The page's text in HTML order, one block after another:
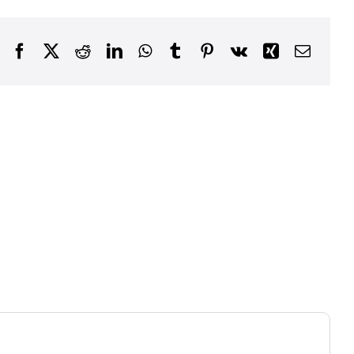
FacebookRedditLinkedInWhatsApp
TumblrPinterest
Vk XingE-